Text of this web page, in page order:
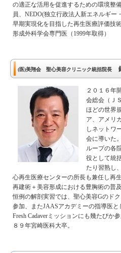
の適正な活用を促進するための環境整
員、NEDO(独立行政法人新エネルギー
早期実現化を目指した再生医療評価技
形成外科学会専門医（1999年取得）
(医)美翔会 聖心美容クリニック統括院長
２０１６年
会総会（Ｊ
ほどの世界
ア、アメリ
しネットワ
会に導いた
ループの各
役として統
たり習熟し
心再生医療センターの所長も兼任し再
再建術＋美容形成における豊胸術の普
恒例の解剖実習では、聖心美容Gのド
参加、またJAASアカデミーの指導医
Fresh Cadaverミッションにも幾たびか
８９年宮崎医科大卒。